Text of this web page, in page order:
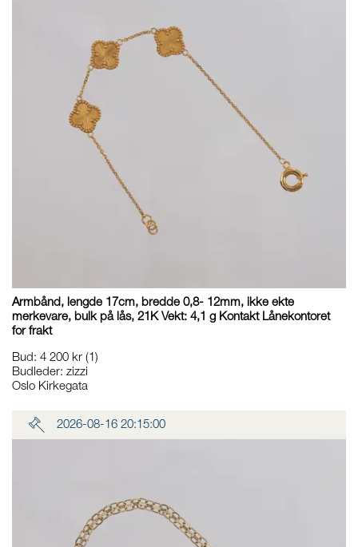
Armbånd, lengde 17cm, bredde 0,8- 12mm, ikke ekte
merkevare, bulk på lås, 21K Vekt: 4,1 g Kontakt Lånekontoret
for frakt
Bud: 4 200 kr (1)
Budleder: zizzi
Oslo Kirkegata
2026-08-16 20:15:00